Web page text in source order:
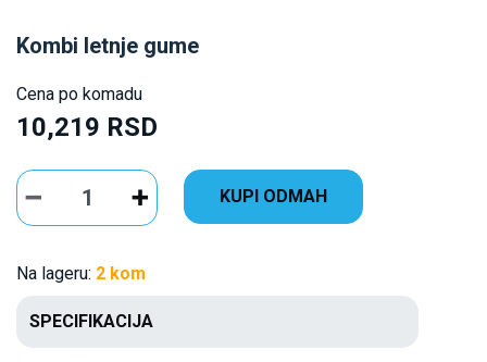
Kombi letnje gume
Cena po komadu
10,219 RSD
KUPI ODMAH
Na lageru: 2 kom
SPECIFIKACIJA